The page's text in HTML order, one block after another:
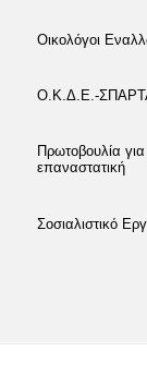
Οικολόγοι
Ο.Κ.Δ.Ε.-
Πρωτοβουλία
επαναστατική
Σοσιαλιστικό